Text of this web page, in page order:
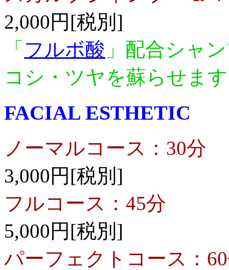
2,000円[税別]
「 フルボ酸 」配合シャ
コシ・ツヤを蘇らせ
FACIAL ESTHETIC
ノーマルコース：30分
3,000円[税別]
フルコース：45分
5,000円[税別]
パーフェクトコース：